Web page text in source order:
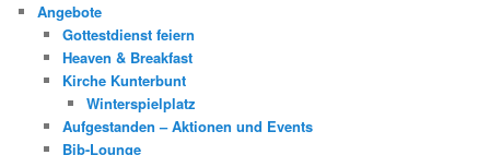
Angebote
Gottestdienst feiern
Heaven & Breakfast
Kirche Kunterbunt
Winterspielplatz
Aufgestanden – Aktionen und Events
Bib-Lounge